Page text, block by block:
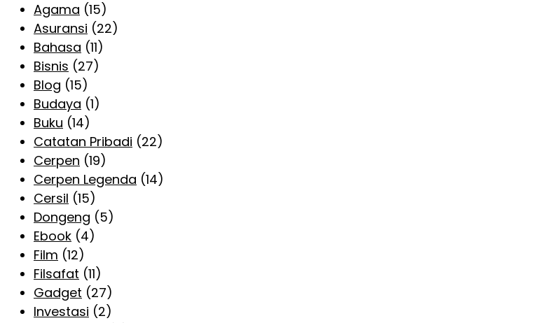
Agama (15)
Asuransi (22)
Bahasa (11)
Bisnis (27)
Blog (15)
Budaya (1)
Buku (14)
Catatan Pribadi (22)
Cerpen (19)
Cerpen Legenda (14)
Cersil (15)
Dongeng (5)
Ebook (4)
Film (12)
Filsafat (11)
Gadget (27)
Investasi (2)